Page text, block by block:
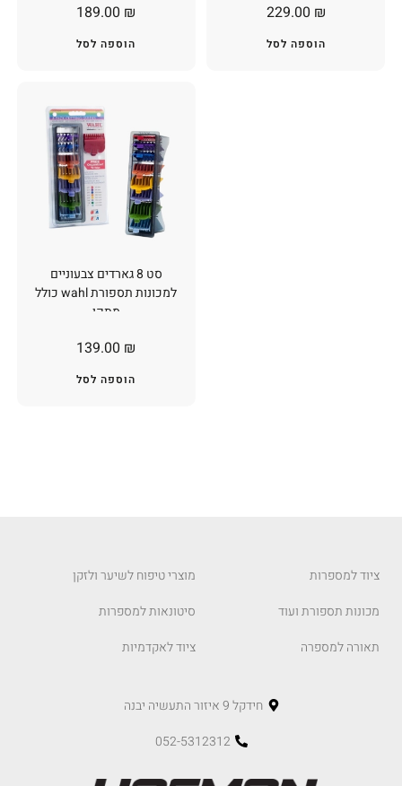
189.00 ₪
הוספה לסל
229.00 ₪
הוספה לסל
סט 8 גארדים צבעוניים
למכונות תספורת wahl כולל
מתקן
139.00 ₪
הוספה לסל
ציוד למספרות
מכונות תספורת ועוד
תאורה למספרה
מוצרי טיפוח לשיער ולזקן
סיטונאות למספרות
ציוד לאקדמיות
חידקל 9 איזור התעשיה יבנה
052-5312312